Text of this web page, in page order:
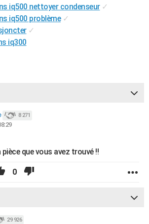
iq500 nettoyer condenseur ✓
iq500 problème ✓
✓
iq300
8 271
que vous avez trouvé !!
0
29 926